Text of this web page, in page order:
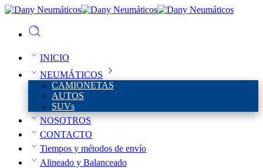
INICIO
NEUMÁTICOS
CAMIONETAS
AUTOS
SUVs
NOSOTROS
CONTACTO
Tiempos y métodos de envío
Alineado y Balanceado